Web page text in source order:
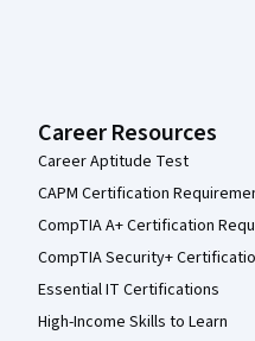
Career Resources
Career Aptitude Test
CAPM Certification
CompTIA A+ Certification
CompTIA Security+
Essential IT Certifications
High-Income Skills to Learn